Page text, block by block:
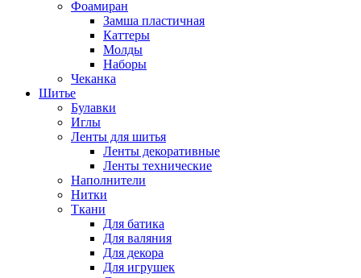
Фоамиран
Замша пластичная
Каттеры
Молды
Наборы
Чеканка
Шитье
Булавки
Иглы
Ленты для шитья
Ленты декоративные
Ленты технические
Наполнители
Нитки
Ткани
Для батика
Для валяния
Для декора
Для игрушек